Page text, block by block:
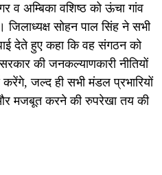
व अम्बिका वशिष्ठ को ऊंचा गांव
जिलाध्यक्ष सोहन पाल सिंह ने सभी
देते हुए कहा कि वह संगठन को
की जनकल्याणकारी नीतियों
जल्द ही सभी मंडल प्रभारियों
मजबूत करने की रुपरेखा तय की